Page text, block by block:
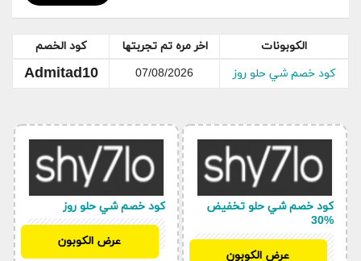
الكوبونات اخر مره تم تجربتها
كود الخصم
كود خصم شي حلو روز
07/08/2026
Admitad10
كود خصم شي حلو تخفيض
%30
DMITAD10
عرض الكوبون
كود خصم شي حلو روز
DMITAD10
عرض الكوبون